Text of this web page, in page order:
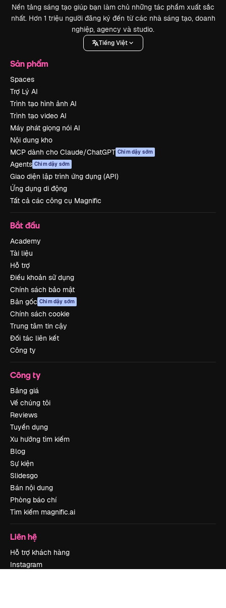
Nền tảng sáng tạo giúp bạn làm chủ những tác phẩm xuất sắc
nhất. Hơn 1 triệu người đăng ký đến từ các nhà sáng tạo, doanh
nghiệp, agency và studio.
Tiếng Việt
Sản phẩm
Spaces
Trợ Lý AI
Trình tạo hình ảnh AI
Trình tạo video AI
Máy phát giọng nói AI
Nội dung kho
MCP dành cho Claude/ChatGPT Chim dậy sớm
Agents Chim dậy sớm
Giao diện lập trình ứng dụng (API)
Ứng dụng di động
Tất cả các công cụ Magnific
Bắt đầu
Academy
Tài liệu
Hỗ trợ
Điều khoản sử dụng
Chính sách bảo mật
Bản gốc Chim dậy sớm
Chính sách cookie
Trung tâm tin cậy
Đối tác liên kết
Công ty
Công ty
Bảng giá
Về chúng tôi
Reviews
Tuyển dụng
Xu hướng tìm kiếm
Blog
Sự kiện
Slidesgo
Bán nội dung
Phòng báo chí
Tìm kiếm magnific.ai
Liên hệ
Hỗ trợ khách hàng
Instagram